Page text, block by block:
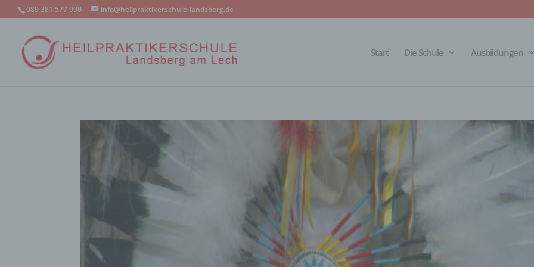
089 381 577 990 info@heilpraktikerschule-landsberg.de
Start Die Schule Ausbildungen